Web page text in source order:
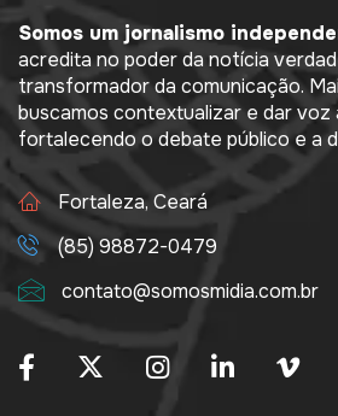
Somos um jornalismo
acredita no poder da notícia
transformador da comunicação.
buscamos contextualizar e dar voz
fortalecendo o debate público e a
Fortaleza, Ceará
(85) 98872-0479
contato@somosmidia.com.br